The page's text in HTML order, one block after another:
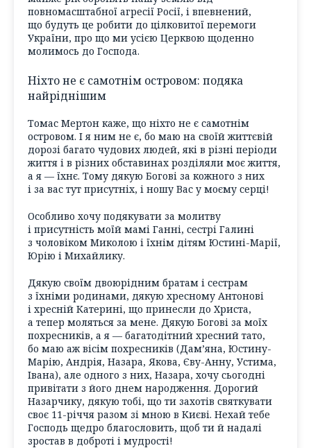
повномасштабної агресії Росії, і впевнений,
що будуть це робити до цілковитої перемоги
України, про що ми усією Церквою щоденно
молимось до Господа.
Ніхто не є самотнім островом: подяка
найріднішим
Томас Мертон каже, що ніхто не є самотнім
островом. І я ним не є, бо маю на своїй життєвій
дорозі багато чудових людей, які в різні періоди
життя і в різних обставинах розділяли моє життя,
а я — їхнє. Тому дякую Богові за кожного з них
і за вас тут присутніх, і ношу Вас у моєму серці!
Особливо хочу подякувати за молитву
і присутність моїй мамі Ганні, сестрі Галині
з чоловіком Миколою і їхнім дітям Юстині-Марії,
Юрію і Михайлику.
Дякую своїм двоюрідним братам і сестрам
з їхніми родинами, дякую хресному Антонові
і хресній Катерині, що принесли до Христа,
а тепер моляться за мене. Дякую Богові за моїх
похресників, а я — багатодітний хресний тато,
бо маю аж вісім похресників (Дам’яна, Юстину-
Марію, Андрія, Назара, Якова, Єву-Анну, Устима,
Івана), але одного з них, Назара, хочу сьогодні
привітати з його днем народження. Дорогий
Назарчику, дякую тобі, що ти захотів святкувати
своє 11-річчя разом зі мною в Києві. Нехай тебе
Господь щедро благословить, щоб ти й надалі
зростав в доброті і мудрості!